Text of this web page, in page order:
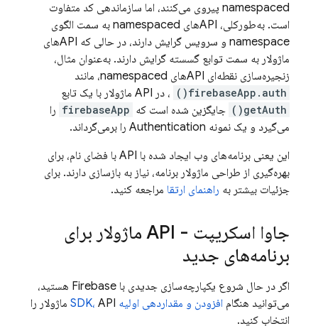
namespaced پیروی می‌کنند، اما سازماندهی کد متفاوت
است. به‌طورکلی، APIهای namespaced به سمت الگوی
namespace و سرویس گرایش دارند، در حالی که APIهای
ماژولار به سمت توابع گسسته گرایش دارند. به‌عنوان مثال،
زنجیره‌سازی نقطه‌ای APIهای namespaced، مانند
firebaseApp.auth() ، در API ماژولار با یک تابع
getAuth() جایگزین شده است که firebaseApp را
می‌گیرد و یک نمونه Authentication را برمی‌گرداند.
این یعنی برنامه‌های وب ایجاد شده با API با فضای نام، برای
بهره‌گیری از طراحی ماژولار برنامه، نیاز به بازسازی دارند. برای
جزئیات بیشتر به راهنمای ارتقا مراجعه کنید.
جاوا اسکریپت - API ماژولار برای
برنامه‌های جدید
اگر در حال شروع یکپارچه‌سازی جدیدی با Firebase هستید،
می‌توانید هنگام افزودن و مقداردهی اولیه SDK،
API ماژولار را
انتخاب کنید.